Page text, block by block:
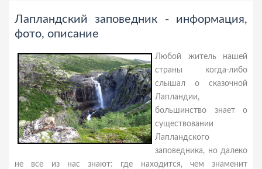
Лапландский заповедник - информация,
фото, описание
Любой житель нашей
страны когда-либо
слышал о сказочной
Лапландии,
большинство знает о
существовании
Лапландского
заповедника, но далеко
не все из нас знают: где находится, чем знаменит